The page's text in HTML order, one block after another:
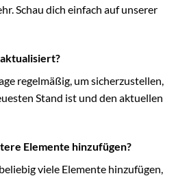
Schau dich einfach auf unserer
regelmäßig, um sicherzustellen,
Stand ist und den aktuellen
Elemente hinzufügen?
viele Elemente hinzufügen,